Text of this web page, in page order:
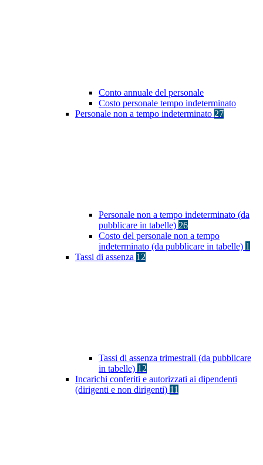
Conto annuale del personale
Costo personale tempo indeterminato
Personale non a tempo indeterminato 27
Personale non a tempo indeterminato (da
pubblicare in tabelle) 26
Costo del personale non a tempo
indeterminato (da pubblicare in tabelle) 1
Tassi di assenza 12
Tassi di assenza trimestrali (da pubblicare
in tabelle) 12
Incarichi conferiti e autorizzati ai dipendenti
(dirigenti e non dirigenti) 11